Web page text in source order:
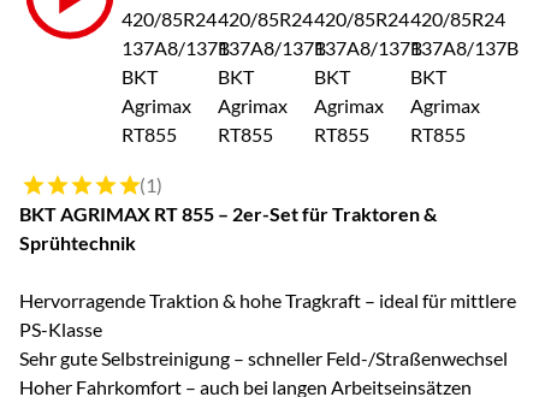
Bewertung: 5 von 5 (1 Bewertungen)
(1)
BKT AGRIMAX RT 855 – 2er-Set für Traktoren &
Sprühtechnik
Hervorragende Traktion & hohe Tragkraft – ideal für mittlere
PS-Klasse
Sehr gute Selbstreinigung – schneller Feld-/Straßenwechsel
Hoher Fahrkomfort – auch bei langen Arbeitseinsätzen